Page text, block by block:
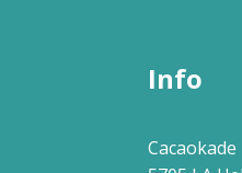
Info
Cacaokade